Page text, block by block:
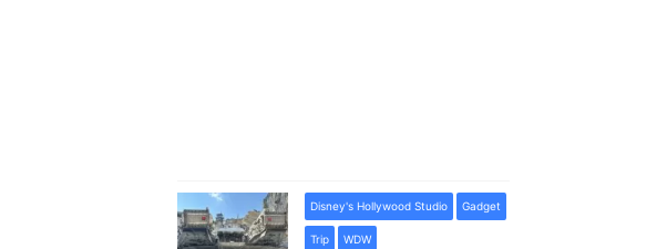
Disney's Hollywood Studio Gadget
Trip WDW